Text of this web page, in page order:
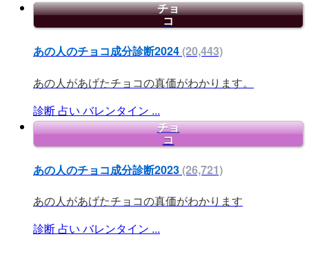
チョ
コ
あの人のチョコ成分診断2024(20,443)
あの人があげたチョコの真価がわかります。
診断 占い バレンタイン ...
チョ
コ
あの人のチョコ成分診断2023(26,721)
あの人があげたチョコの真価がわかります
診断 占い バレンタイン ...